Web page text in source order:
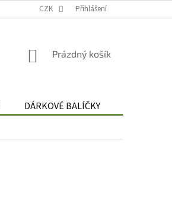
Odstoupení od smlouvy
CZK Přihlášení
NÁKUPNÍ
Prázdný košík
DÁRKOVÉ BALÍČKY